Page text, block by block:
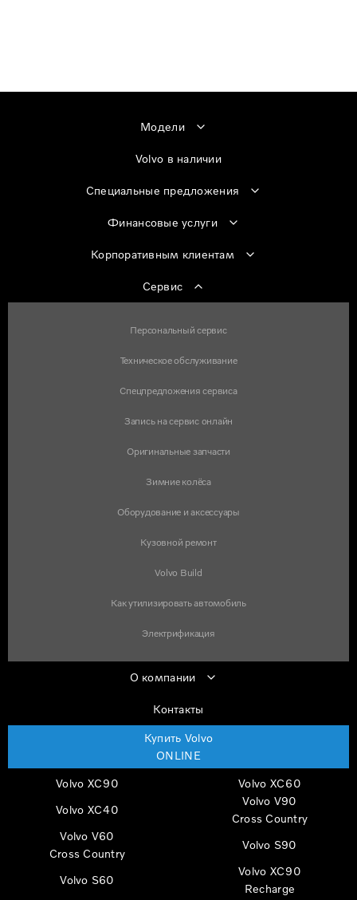
Модели
Volvo в наличии
Специальные предложения
Финансовые услуги
Корпоративным клиентам
Сервис
Персональный сервис
Техническое обслуживание
Спецпредложения сервиса
Запись на сервис онлайн
Оригинальные запчасти
Зимние колёса
Оборудование и аксессуары
Кузовной ремонт
Volvo Build
Как утилизировать автомобиль
Электрификация
О компании
Контакты
Купить Volvo
ONLINE
Volvo XC90
Volvo XC60
Volvo XC40
Volvo V90
Cross Country
Volvo V60
Cross Country
Volvo S90
Volvo S60
Volvo XC90
Recharge